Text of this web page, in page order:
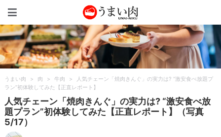
うまい肉 > 肉 > 牛肉 >
人気チェーン「焼肉きんぐ」の実力は? “激安食べ放題プ
ラン”初体験してみた【正直レポート】
人気チェーン「焼肉きんぐ」の実力は? “激安食べ放
題プラン”初体験してみた【正直レポート】（写真
5/17）